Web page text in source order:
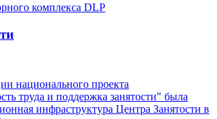
комплекса DLP
национального проекта
труда и поддержка занятости" была
инфраструктура Центра Занятости в